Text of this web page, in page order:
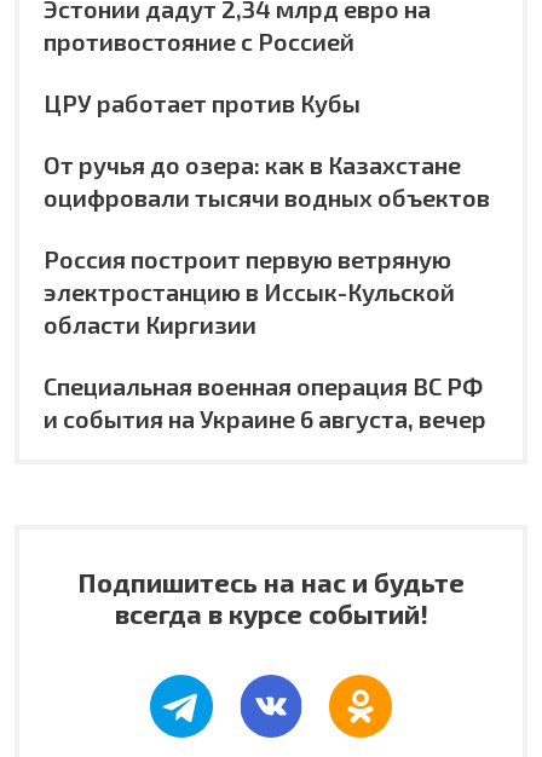
Эстонии дадут 2,34 млрд евро на
противостояние с Россией
ЦРУ работает против Кубы
От ручья до озера: как в Казахстане
оцифровали тысячи водных объектов
Россия построит первую ветряную
электростанцию в Иссык-Кульской
области Киргизии
Специальная военная операция ВС РФ
и события на Украине 6 августа, вечер
Подпишитесь на нас и будьте
всегда в курсе событий!